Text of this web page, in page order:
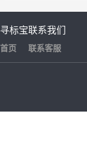
寻标宝
首页
联系我们
联系客服